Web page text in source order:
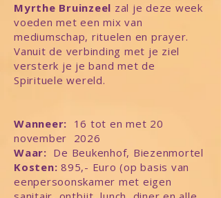
Myrthe Bruinzeel zal je deze week
voeden met een mix van
mediumschap, rituelen en prayer.
Vanuit de verbinding met je ziel
versterk je je band met de
Spirituele wereld.
Wanneer: 16 tot en met 20
november 2026
Waar: De Beukenhof, Biezenmortel
Kosten: 895,- Euro (op basis van
eenpersoonskamer met eigen